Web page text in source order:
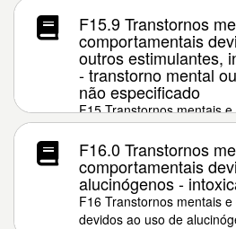
F15.9 Transtornos
comportamentais
outros estimulantes,
- transtorno mental
não especificado
F15 Transtornos mentais
devidos ao uso de outros
a cafeína
F16.0 Transtornos
comportamentais
alucinógenos -
F16 Transtornos mentais
devidos ao uso de